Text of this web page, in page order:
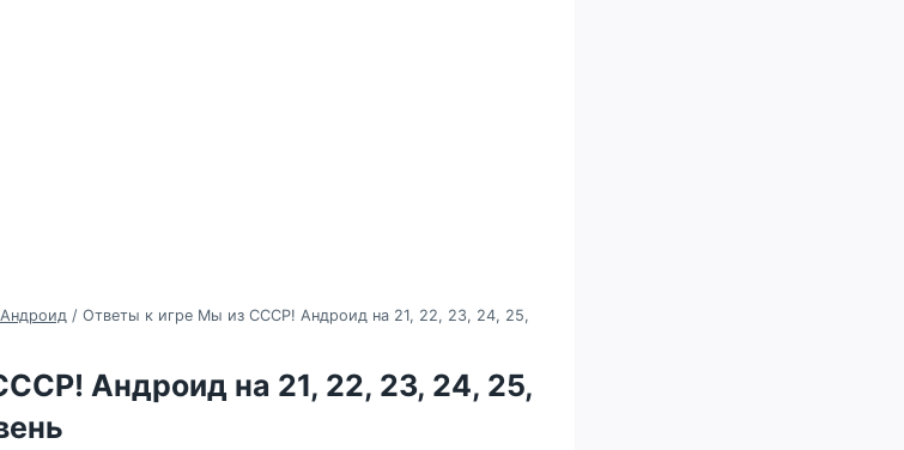
/ Ответы к игре Мы из СССР! Андроид на 21, 22, 23, 24, 25,
Андроид на 21, 22, 23, 24, 25,